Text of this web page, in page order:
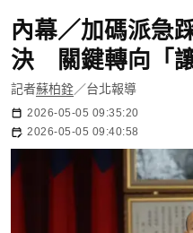
內幕／加碼派急
決 關鍵轉向「讓
記者蘇柏銓／台北報導
2026-05-05 09:35:20
2026-05-05 09:40:58